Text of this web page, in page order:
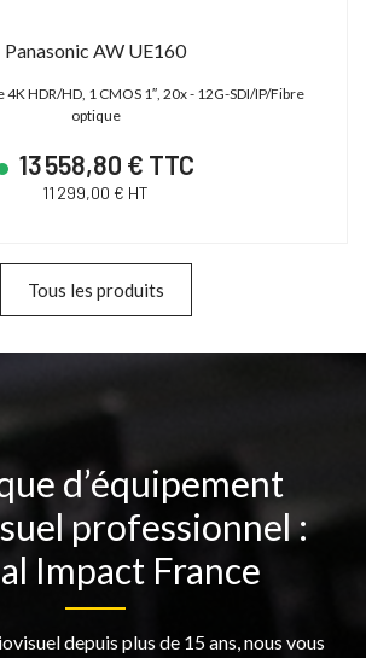
Panasonic AW UE160
HDR/HD, 1 CMOS 1″, 20x - 12G-SDI/IP/Fibre
optique
13 558,80 € TTC
11 299,00 € HT
Tous les produits
d’équipement
professionnel :
Impact France
depuis plus de 15 ans, nous vous